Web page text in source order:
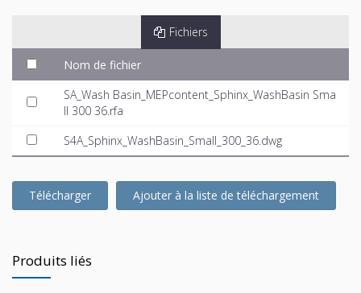
Fichiers
Nom de fichier
SA_Wash Basin_MEPcontent_Sphinx_WashBasin Sma
ll 300 36.rfa
S4A_Sphinx_WashBasin_Small_300_36.dwg
Télécharger Ajouter à la liste de téléchargement
Produits liés